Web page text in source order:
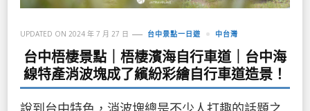
UPDATED ON 2024 年 7 月 27 日 台中景點一日遊 中台灣
台中梧棲景點｜梧棲濱海自行車道｜台中海
線特產消波塊成了繽紛彩繪自行車道造景！